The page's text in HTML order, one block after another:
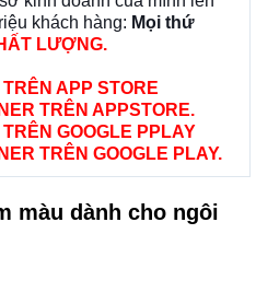
khách hàng: Mọi thứ
LƯỢNG.
APP STORE
TRÊN APPSTORE.
GOOGLE PPLAY
TRÊN GOOGLE PLAY.
màu dành cho ngôi